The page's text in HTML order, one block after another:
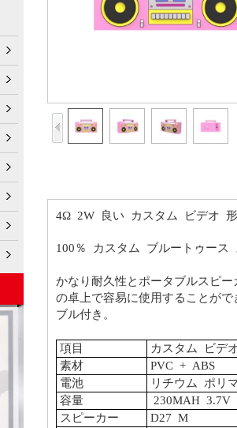
4Ω 2W 良い カスタム ビデオ
100％ カスタム ブルートゥース
かなり耐久性とポータブルスピ
の卓上で容易に使用することがで
ブル付き。
項目 カスタム ビデ
素材
PVC + ABS
電池
リチウム
ポリ
容量
230MAH 3.7V
スピーカー
D27 M